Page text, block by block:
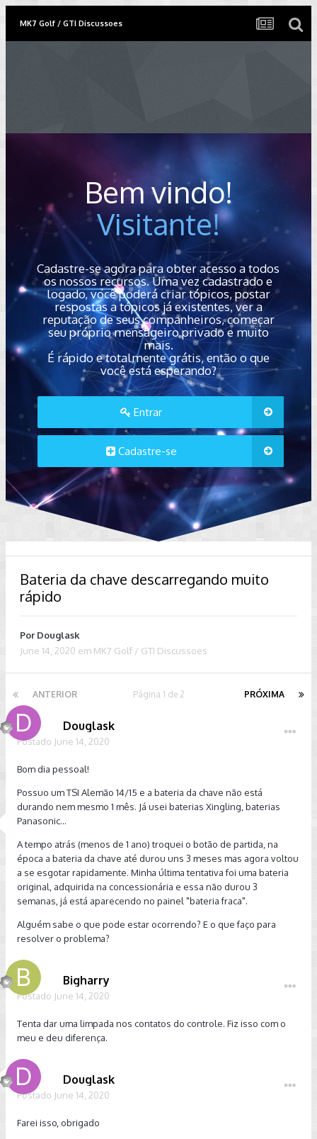
MK7 Golf / GTI Discussoes
Bem vindo!
Visitante!
Cadastre-se agora para obter acesso a todos
os nossos recursos. Uma vez cadastrado e
logado, você poderá criar tópicos, postar
respostas a tópicos já existentes, ver a
reputação de seus companheiros, começar
seu próprio mensageiro privado e muito
mais.
É rápido e totalmente grátis, então o que
você está esperando?
Entrar
Cadastre-se
Bateria da chave descarregando muito
rápido
Por Douglask
June 14, 2020 em MK7 Golf / GTI Discussoes
ANTERIOR PRÓXIMA
Página 1 de 2
Douglask
Postado June 14, 2020
Bom dia pessoal!
Possuo um TSI Alemão 14/15 e a bateria da chave não está
durando nem mesmo 1 mês. Já usei baterias Xingling, baterias
Panasonic...
A tempo atrás (menos de 1 ano) troquei o botão de partida, na
época a bateria da chave até durou uns 3 meses mas agora voltou
a se esgotar rapidamente. Minha última tentativa foi uma bateria
original, adquirida na concessionária e essa não durou 3
semanas, já está aparecendo no painel "bateria fraca".
Alguém sabe o que pode estar ocorrendo? E o que faço para
resolver o problema?
Bigharry
Postado June 14, 2020
Tenta dar uma limpada nos contatos do controle. Fiz isso com o
meu e deu diferença.
Douglask
Postado June 14, 2020
Farei isso, obrigado